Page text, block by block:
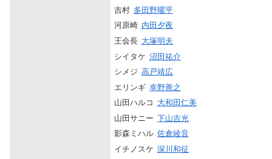
吉村 多田野曜平
河原崎 内田夕夜
王会長 大塚明夫
シイタケ 沼田祐介
シメジ 高戸靖広
エリンギ 幸野善之
山田ハルコ 大和田仁美
山田サニー 下山吉光
影森ミハル 佐倉綾音
イチノスケ 深川和征